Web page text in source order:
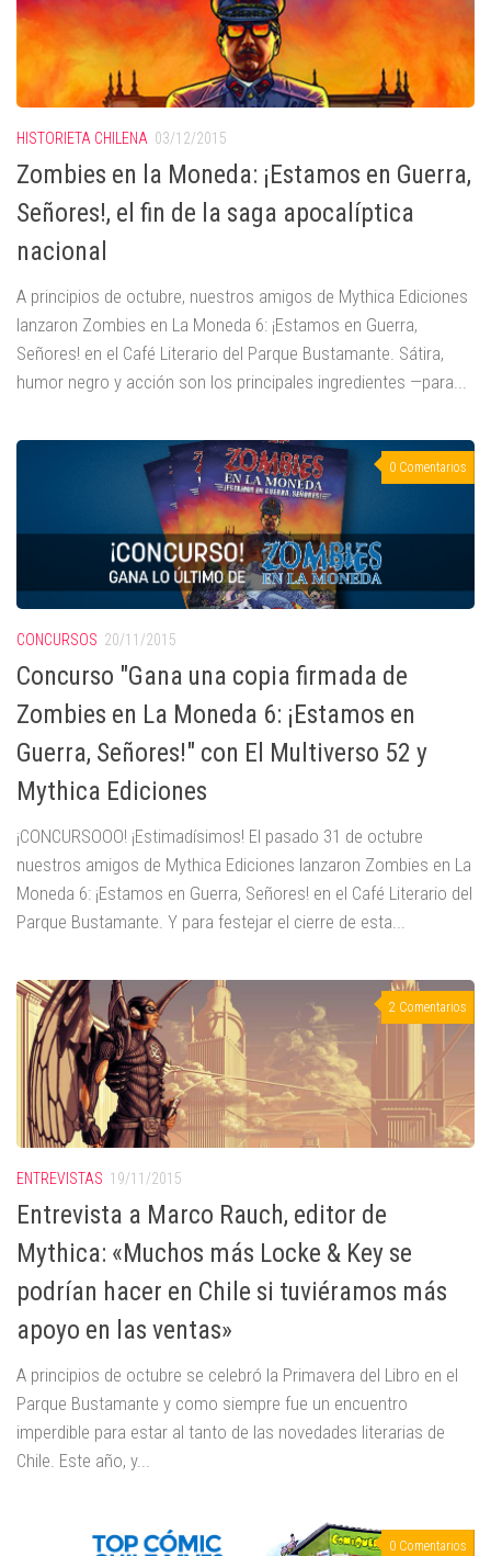
HISTORIETA CHILENA 03/12/2015
Zombies en la Moneda: ¡Estamos en Guerra,
Señores!, el fin de la saga apocalíptica
nacional
A principios de octubre, nuestros amigos de Mythica Ediciones
lanzaron Zombies en La Moneda 6: ¡Estamos en Guerra,
Señores! en el Café Literario del Parque Bustamante. Sátira,
humor negro y acción son los principales ingredientes —para...
0 Comentarios
CONCURSOS 20/11/2015
Concurso "Gana una copia firmada de
Zombies en La Moneda 6: ¡Estamos en
Guerra, Señores!" con El Multiverso 52 y
Mythica Ediciones
¡CONCURSOOO! ¡Estimadísimos! El pasado 31 de octubre
nuestros amigos de Mythica Ediciones lanzaron Zombies en La
Moneda 6: ¡Estamos en Guerra, Señores! en el Café Literario del
Parque Bustamante. Y para festejar el cierre de esta...
2 Comentarios
ENTREVISTAS 19/11/2015
Entrevista a Marco Rauch, editor de
Mythica: «Muchos más Locke & Key se
podrían hacer en Chile si tuviéramos más
apoyo en las ventas»
A principios de octubre se celebró la Primavera del Libro en el
Parque Bustamante y como siempre fue un encuentro
imperdible para estar al tanto de las novedades literarias de
Chile. Este año, y...
0 Comentarios